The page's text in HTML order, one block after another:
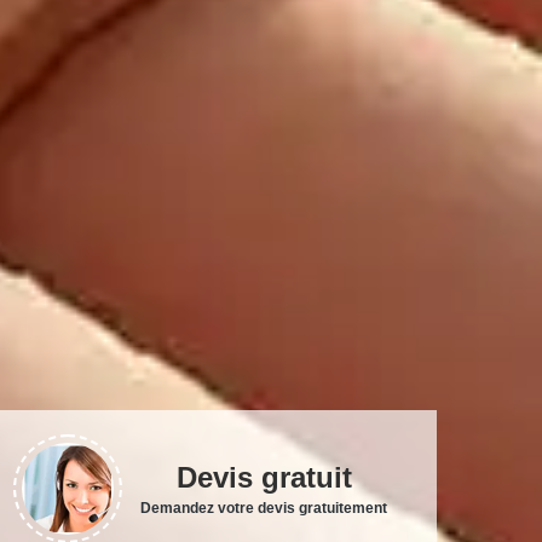
Devis gratuit
Demandez votre devis gratuitement